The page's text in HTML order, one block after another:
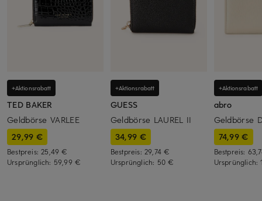
+Aktionsrabatt
TED BAKER
Geldbörse VARLEE
29,99 €
Bestpreis:25,49 €
Ursprünglich: 59,99 €
+Aktionsrabatt
GUESS
Geldbörse LAUREL II
34,99 €
Bestpreis: 29,74 €
Ursprünglich: 50 €
+Aktionsrabatt
abro
Geldbörse
74,99 €
Bestpreis:
Ursprünglich: